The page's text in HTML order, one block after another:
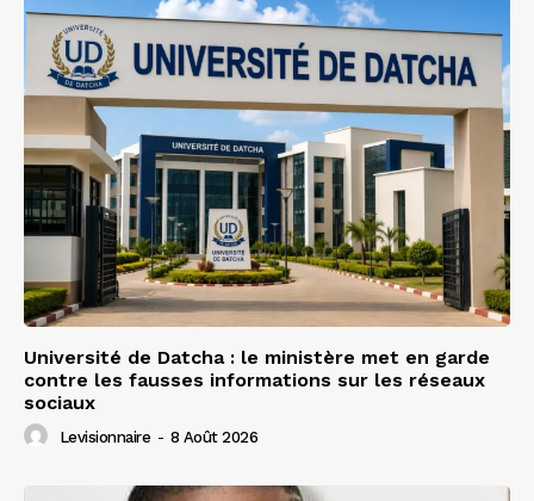
Université de Datcha : le ministère met en garde
contre les fausses informations sur les réseaux
sociaux
Levisionnaire - 8 Août 2026